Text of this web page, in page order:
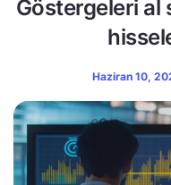
Göstergeleri al
Haziran 10,